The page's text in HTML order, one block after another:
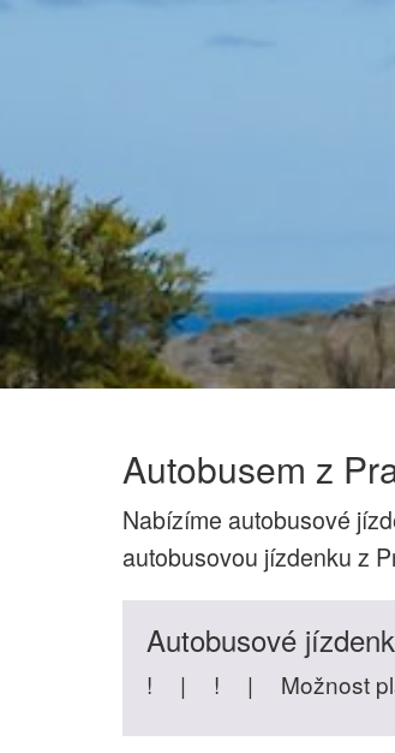
Autobusem z
Nabízíme autobusové
autobusovou jízdenku z
Autobusové
! | ! | Možnost